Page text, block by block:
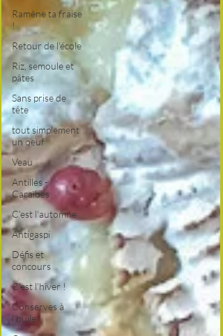
Ramène ta fraise
!
Retour de l'école
Riz, semoule et
pâtes
Sans prise de
tête
tout simplement
un oeuf
Veau
Antilles -
Caraïbes
C'est l'automne
Antigaspi
Défis et
concours
C'est l'hiver !
Conserves à
l'huile